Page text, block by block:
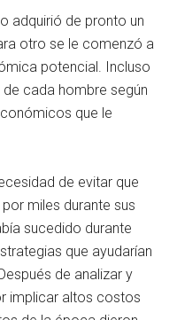
adquirió de pronto un
otro se le comenzó a
potencial. Incluso
cada hombre según
que le
de evitar que
miles durante sus
sucedido durante
que ayudarían
de analizar y
implicar altos costos